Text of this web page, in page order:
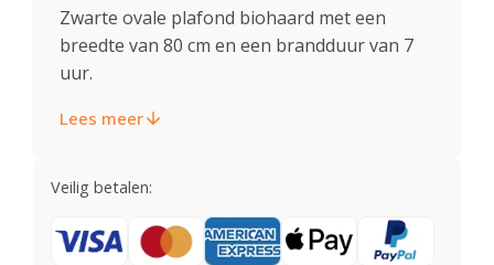
Zwarte ovale plafond biohaard met een
breedte van 80 cm en een brandduur van 7
uur.
Lees meer
Veilig betalen: